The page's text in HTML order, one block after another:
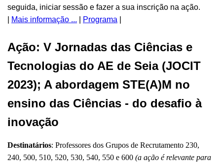
seguida, iniciar sessão e fazer a sua inscrição na ação.
Mais informação ... Programa
Ação: V Jornadas das Ciências e
Tecnologias do AE de Seia (JOCIT
2023); A abordagem STE(A)M no
ensino das Ciências - do desafio à
inovação
Destinatários: Professores dos Grupos de Recrutamento 230,
240, 500, 510, 520, 530, 540, 550 e 600 (a ação é relevante para